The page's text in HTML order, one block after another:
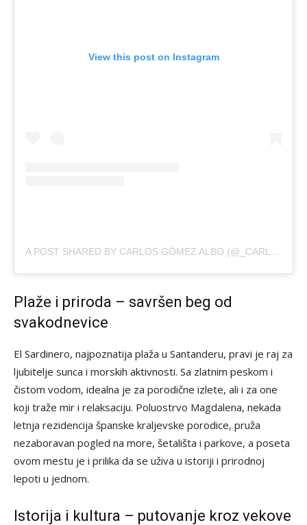
View this post on Instagram
Plaže i priroda – savršen beg od
svakodnevice
El Sardinero, najpoznatija plaža u Santanderu, pravi je raj za
ljubitelje sunca i morskih aktivnosti. Sa zlatnim peskom i
čistom vodom, idealna je za porodične izlete, ali i za one
koji traže mir i relaksaciju. Poluostrvo Magdalena, nekada
letnja rezidencija španske kraljevske porodice, pruža
nezaboravan pogled na more, šetališta i parkove, a poseta
ovom mestu je i prilika da se uživa u istoriji i prirodnoj
lepoti u jednom.
Istorija i kultura – putovanje kroz vekove